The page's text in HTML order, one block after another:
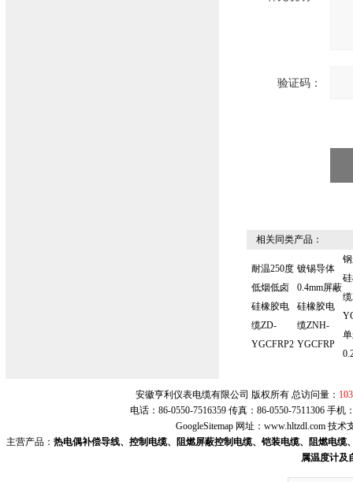
验证码：
相关同类产品：
耐温250度
低烟低卤
硅橡胶电
缆ZD-
YGCFRP2
镀锡导体
0.4mm屏蔽
硅橡胶电
缆ZNH-
YGCFRP
安徽亨利仪表电缆有限公司 版权所有 总访问量：
电话：86-0550-7516359 传真：86-0550-7511306 手
GoogleSitemap网址： www.hltzdl.com技术
主营产品： 热电偶补偿导线、控制电缆、阻燃屏蔽控制电缆、铠装电缆、阻燃电
属温度计及